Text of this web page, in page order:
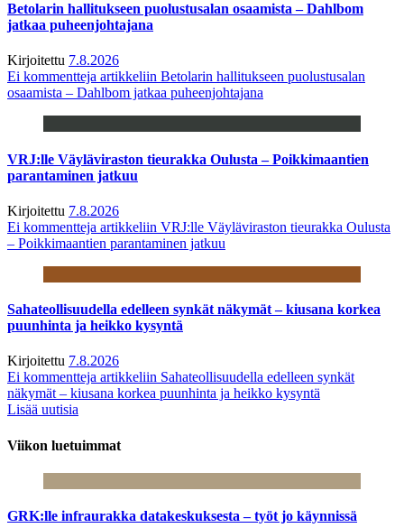
Betolarin hallitukseen puolustusalan osaamista – Dahlbom
jatkaa puheenjohtajana
Kirjoitettu 7.8.2026
Ei kommentteja artikkeliin Betolarin hallitukseen puolustusalan
osaamista – Dahlbom jatkaa puheenjohtajana
VRJ:lle Väyläviraston tieurakka Oulusta – Poikkimaantien
parantaminen jatkuu
Kirjoitettu 7.8.2026
Ei kommentteja artikkeliin VRJ:lle Väyläviraston tieurakka Oulusta
– Poikkimaantien parantaminen jatkuu
Sahateollisuudella edelleen synkät näkymät – kiusana korkea
puunhinta ja heikko kysyntä
Kirjoitettu 7.8.2026
Ei kommentteja artikkeliin Sahateollisuudella edelleen synkät
näkymät – kiusana korkea puunhinta ja heikko kysyntä
Lisää uutisia
Viikon luetuimmat
GRK:lle infraurakka datakeskuksesta – työt jo käynnissä